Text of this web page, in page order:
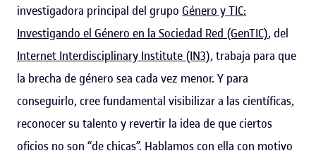
investigadora principal del grupo Género y TIC:
Investigando el Género en la Sociedad Red (GenTIC), del
Internet Interdisciplinary Institute (IN3), trabaja para que
la brecha de género sea cada vez menor. Y para
conseguirlo, cree fundamental visibilizar a las científicas,
reconocer su talento y revertir la idea de que ciertos
oficios no son “de chicas”. Hablamos con ella con motivo